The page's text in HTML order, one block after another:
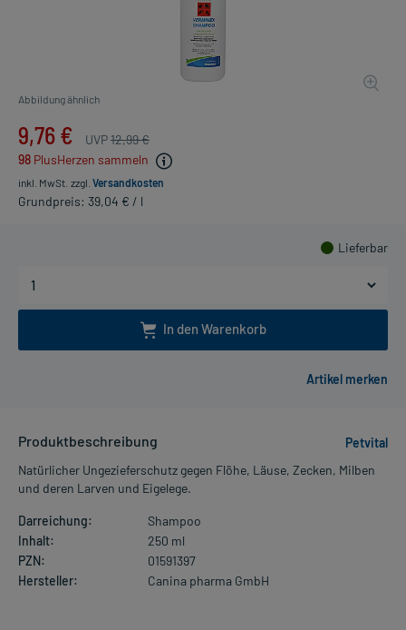
Abbildung ähnlich
9,76 € UVP12,99 €
98 PlusHerzen sammeln
inkl. MwSt. zzgl. Versandkosten
Grundpreis: 39,04 € / l
Lieferbar
In den Warenkorb
Produktbeschreibung
Petvital
Natürlicher Ungezieferschutz gegen Flöhe, Läuse, Zecken, Milben
und deren Larven und Eigelege.
Darreichung:
Shampoo
Inhalt:
250 ml
PZN:
01591397
Hersteller:
Canina pharma GmbH